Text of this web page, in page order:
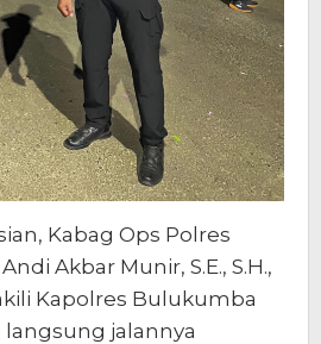
Kabag Ops Polres
Akbar Munir, S.E., S.H.,
Kapolres Bulukumba
jalannya